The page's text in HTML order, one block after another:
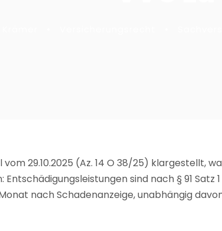
29.10.2025 (Az. 14 O 38/25) klargestellt,
sind nach § 91 Satz 1
nach Schadenanzeige, unabhängig